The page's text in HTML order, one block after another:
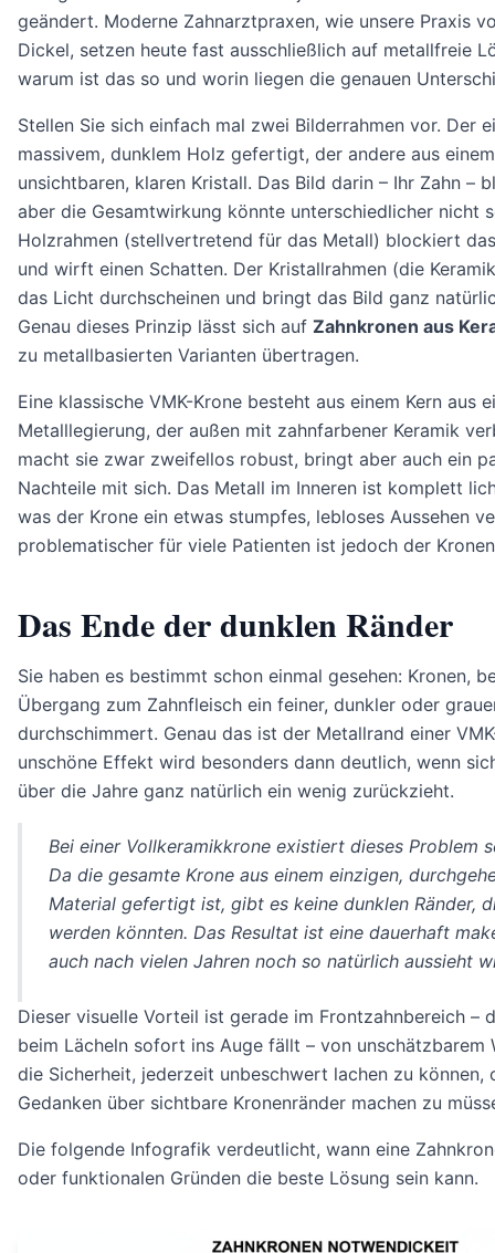
geändert. Moderne Zahnarztpraxen, wie unsere Praxis
Dickel, setzen heute fast ausschließlich auf metallfreie
warum ist das so und worin liegen die genauen
Stellen Sie sich einfach mal zwei Bilderrahmen vor. Der
massivem, dunklem Holz gefertigt, der andere aus
unsichtbaren, klaren Kristall. Das Bild darin – Ihr Zahn –
aber die Gesamtwirkung könnte unterschiedlicher nicht
Holzrahmen (stellvertretend für das Metall) blockiert
und wirft einen Schatten. Der Kristallrahmen (die
das Licht durchscheinen und bringt das Bild ganz
Genau dieses Prinzip lässt sich auf Zahnkronen aus
zu metallbasierten Varianten übertragen.
Eine klassische VMK-Krone besteht aus einem Kern aus
Metalllegierung, der außen mit zahnfarbener Keramik
macht sie zwar zweifellos robust, bringt aber auch ein
Nachteile mit sich. Das Metall im Inneren ist komplett
was der Krone ein etwas stumpfes, lebloses Aussehen
problematischer für viele Patienten ist jedoch der
Das Ende der dunklen Ränder
Sie haben es bestimmt schon einmal gesehen: Kronen,
Übergang zum Zahnfleisch ein feiner, dunkler oder
durchschimmert. Genau das ist der Metallrand einer
unschöne Effekt wird besonders dann deutlich, wenn
über die Jahre ganz natürlich ein wenig zurückzieht.
Bei einer Vollkeramikkrone existiert dieses Problem
Da die gesamte Krone aus einem einzigen,
Material gefertigt ist, gibt es keine dunklen Ränder,
werden könnten. Das Resultat ist eine dauerhaft
auch nach vielen Jahren noch so natürlich aussieht
Dieser visuelle Vorteil ist gerade im Frontzahnbereich –
beim Lächeln sofort ins Auge fällt – von unschätzbarem
die Sicherheit, jederzeit unbeschwert lachen zu können,
Gedanken über sichtbare Kronenränder machen zu
Die folgende Infografik verdeutlicht, wann eine
oder funktionalen Gründen die beste Lösung sein kann.